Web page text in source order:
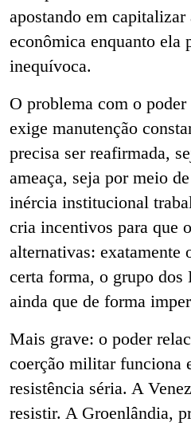
apostando em
econômica enquanto ela
inequívoca.
O problema com o
exige manutenção
precisa ser reafirmada,
ameaça, seja por meio
inércia institucional
cria incentivos para que
alternativas: exatamente
certa forma, o grupo dos
ainda que de forma
Mais grave: o poder
coerção militar funciona
resistência séria. A
resistir. A Groenlândia,